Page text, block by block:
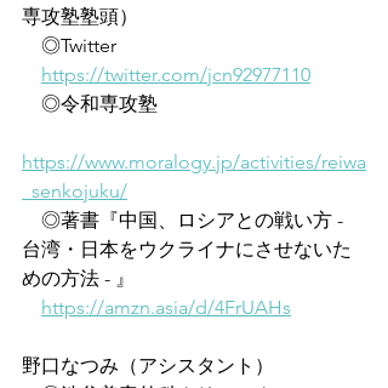
専攻塾塾頭）
◎Twitter
https://twitter.com/jcn92977110
◎令和専攻塾
https://www.moralogy.jp/activities/reiwa
_senkojuku/
◎著書『中国、ロシアとの戦い方 -
台湾・日本をウクライナにさせないた
めの方法 - 』
https://amzn.asia/d/4FrUAHs
野口なつみ（アシスタント）